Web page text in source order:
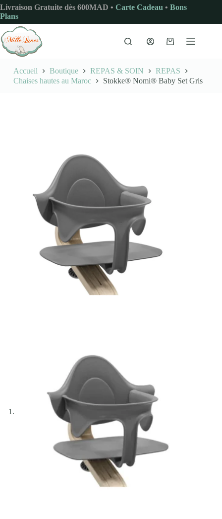
Passer
au
contenu
Livraison Gratuite dès 600MAD • Carte Cadeau • Bons
Plans
Panier
Accueil Boutique REPAS & SOIN
REPAS
Chaises hautes au Maroc
Stokke® Nomi® Baby Set Gris